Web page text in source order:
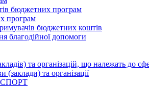
бюджетних програм
програм
бюджетних коштів
благодійної допомоги
та організацій, що належать до
та організації
СПОРТ